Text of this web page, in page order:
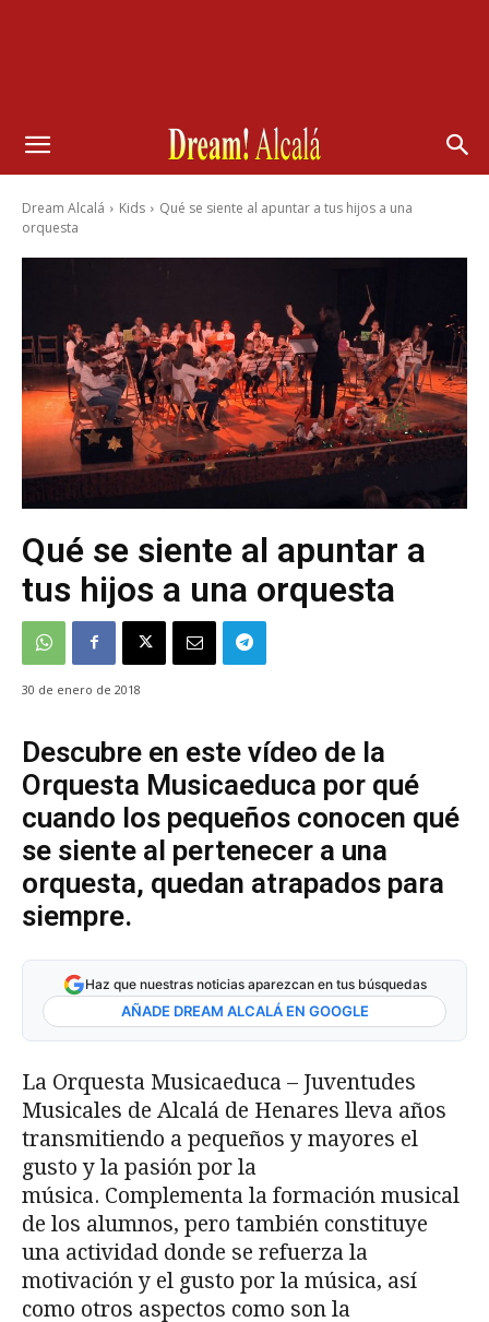
Dream Alcalá Kids
Qué se siente al apuntar a tus hijos a una
orquesta
Qué se siente al apuntar a
tus hijos a una orquesta
30 de enero de 2018
Descubre en este vídeo de la
Orquesta Musicaeduca por qué
cuando los pequeños conocen qué
se siente al pertenecer a una
orquesta, quedan atrapados para
siempre.
Haz que nuestras noticias aparezcan en tus búsquedas
AÑADE DREAM ALCALÁ EN GOOGLE
La Orquesta Musicaeduca – Juventudes
Musicales de Alcalá de Henares lleva años
transmitiendo a pequeños y mayores el
gusto y la pasión por la
música. Complementa la formación musical
de los alumnos, pero también constituye
una actividad donde se refuerza la
motivación y el gusto por la música, así
como otros aspectos como son la